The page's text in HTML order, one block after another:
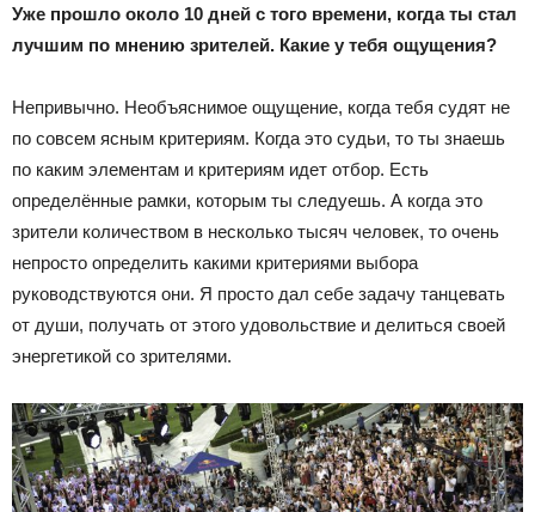
Уже прошло около 10 дней с того времени, когда ты стал
лучшим по мнению зрителей. Какие у тебя ощущения?
Непривычно. Необъяснимое ощущение, когда тебя судят не
по совсем ясным критериям. Когда это судьи, то ты знаешь
по каким элементам и критериям идет отбор. Есть
определённые рамки, которым ты следуешь. А когда это
зрители количеством в несколько тысяч человек, то очень
непросто определить какими критериями выбора
руководствуются они. Я просто дал себе задачу танцевать
от души, получать от этого удовольствие и делиться своей
энергетикой со зрителями.